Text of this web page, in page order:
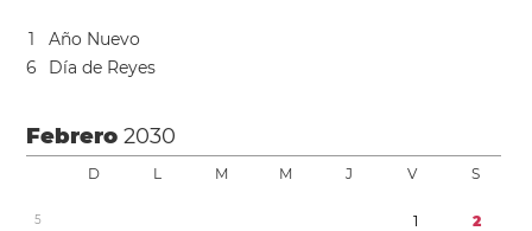
1
Año Nuevo
6
Día de Reyes
Febrero2030
D L M M J V S
5 1 2